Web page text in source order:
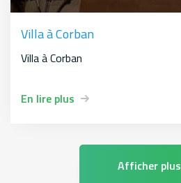
Villa à Corban
Villa à Corban
En lire plus
Afficher plus